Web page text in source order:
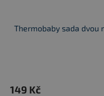
Thermobaby sada dvou
149 Kč